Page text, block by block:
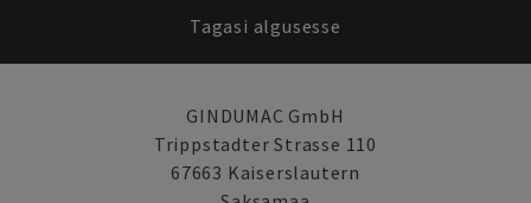
Tagasi algusesse
GINDUMAC GmbH
Trippstadter Strasse 110
67663 Kaiserslautern